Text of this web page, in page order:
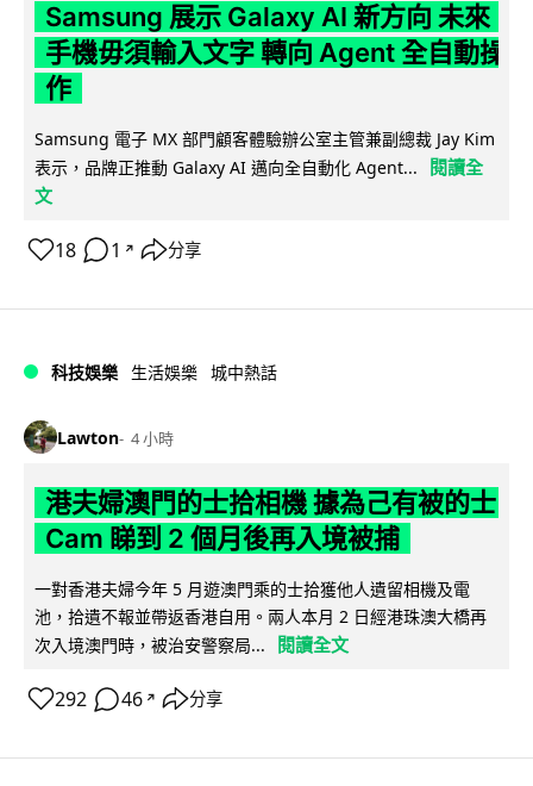
Samsung 展示 Galaxy AI 新方向 未來
手機毋須輸入文字 轉向 Agent 全自動操
作
Samsung 電子 MX 部門顧客體驗辦公室主管兼副總裁 Jay Kim
表示，品牌正推動 Galaxy AI 邁向全自動化 Agent...
閱讀全
文
18 1 ↗ 分享
科技娛樂 生活娛樂 城中熱話
Lawton 4 小時
港夫婦澳門的士拾相機 據為己有被的士
Cam 睇到 2 個月後再入境被捕
一對香港夫婦今年 5 月遊澳門乘的士拾獲他人遺留相機及電
池，拾遺不報並帶返香港自用。兩人本月 2 日經港珠澳大橋再
次入境澳門時，被治安警察局...
閱讀全文
292 46 ↗ 分享